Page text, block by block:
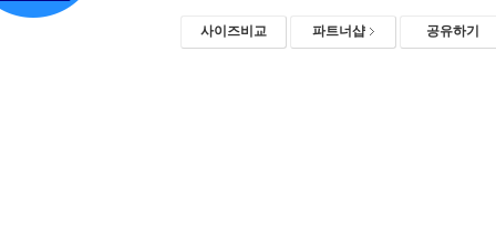
사이즈비교 파트너샵 공유하기